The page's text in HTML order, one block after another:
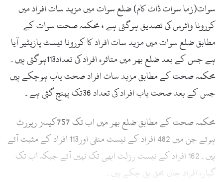
سوات(زما سوات ڈاٹ کام) ضلع سوات میں مزید سات افراد میں
کورونا وائرس کی تصدیق ہوگئی ہے ، محکمہ صحت سوات کے
مطابق ضلع سوات میں مزید سات افراد کا کورونا ٹیسٹ پازیٹیو آیا
ہے جس کے بعد ضلع بھر میں متاثرہ افراد کی تعداد113ہوگئی ہیں۔
محکمہ صحت کے مطابق مزید سات افراد صحت یاب ہوچکے ہیں
جس کے بعد صحت یاب افراد کی تعداد 36تک پہنچ گئی ہے۔
محکمہ صحت کے مطابق ضلع بھر میں اب تک 757کیسز رپورٹ
ہوئے جن میں 482 افراد کے ٹیسٹ منفی اور113 افراد کے مثبت آئے
ہیں۔162 افراد کے ٹیسٹ رزلٹ ابھی تک نہیں آئے جبکہ اب تک
گیارہ افراد جاں بحق ہق چکے ہیں۔